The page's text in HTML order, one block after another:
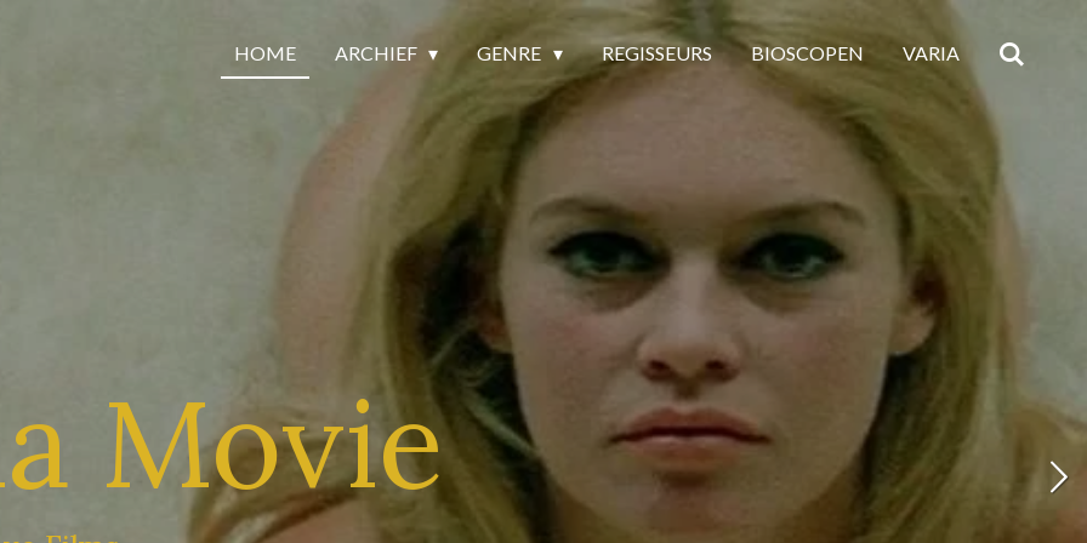
HOME ARCHIEF GENRE REGISSEURS BIOSCOPEN VARIA
Movie